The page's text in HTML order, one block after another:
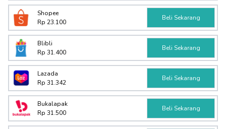
Shopee
Rp 23.100
Beli Sekarang
Blibli
Rp 31.400
Beli Sekarang
Lazada
Rp 31.342
Beli Sekarang
Bukalapak
Rp 31.500
Beli Sekarang